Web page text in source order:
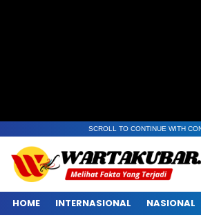
SCROLL TO CONTINUE WITH
HOME INTERNASIONAL NASIONAL